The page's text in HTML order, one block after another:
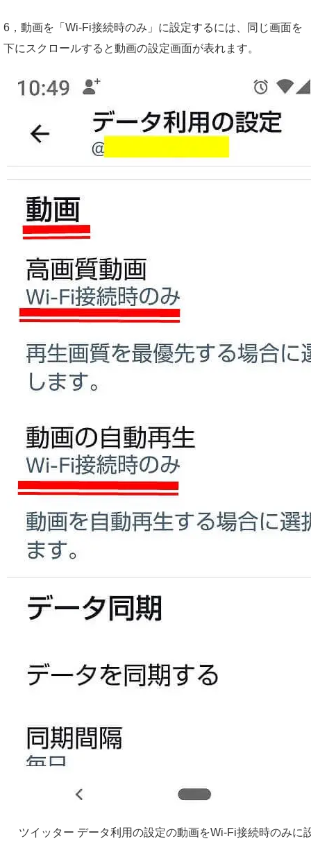
6， 動画を 「Wi-Fi接続時のみ」に設定するには、
同じ画面を
下にスクロールすると動画の設定画面が表れます。
ツイッター データ利用の設定の動画をWi-Fi接続時のみに